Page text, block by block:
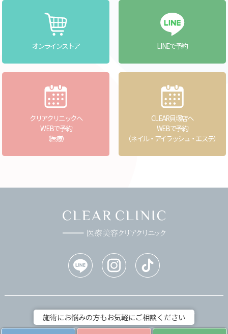
オンラインストア LINEで予約
クリアクリニックへ
WEBで予約
（医療）
CLEAR貝塚店へ
WEBで予約
（ネイル・アイラッシュ・エステ）
ホーム お悩みから探す
施術にお悩みの方もお気軽にご相談ください